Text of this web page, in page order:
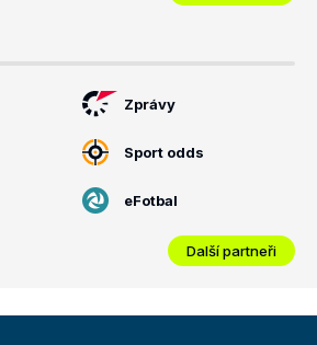
Zprávy
Sport odds
eFotbal
Další partneři